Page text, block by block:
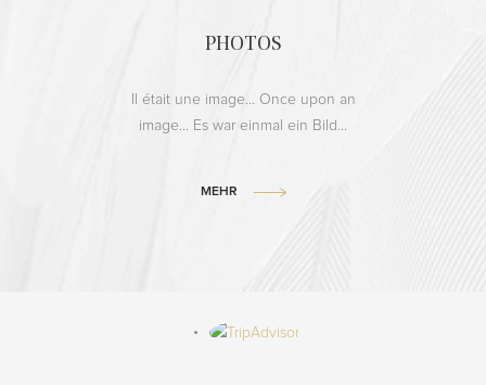
PHOTOS
Il était une image... Once upon an
image... Es war einmal ein Bild...
MEHR